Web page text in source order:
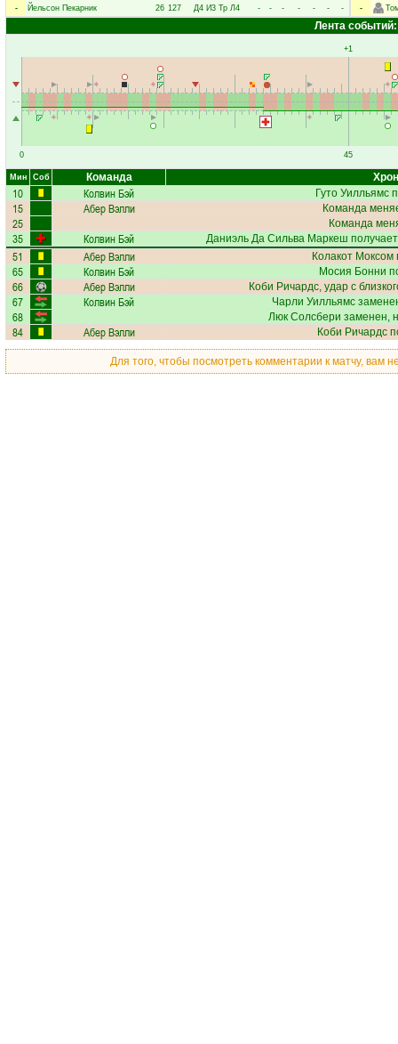
-
Йельсон Пекарник 26 127 Д4 И3 Тр Л4 - - - - - - -
-
Лента событий:
0
+1
45
Мин Соб Команда
10 Колвин Бэй Гуто Уилльямс
15 Абер Вэлли Команда
25 Команда
35 Колвин Бэй Даниэль Да Сильва Маркеш
51 Абер Вэлли Колакот Моксом
65 Колвин Бэй Мосия Бонни
66 Абер Вэлли Коби Ричардс, удар с
67 Колвин Бэй Чарли Уилльямс
68 Люк Солсбери заменен,
84 Абер Вэлли Коби Ричардс
Для того, чтобы посмотреть комментарии к матчу, вам